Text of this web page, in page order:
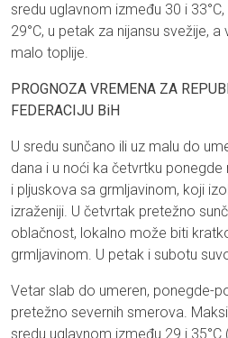
sredu uglavnom između 30 i
29°C, u petak za nijansu svežije,
malo toplije.
PROGNOZA VREMENA ZA
FEDERACIJU BiH
U sredu sunčano ili uz malu do
dana i u noći ka četvrtku
i pljuskova sa grmljavinom, koji
izraženiji. U četvrtak pretežno
oblačnost, lokalno može biti
grmljavinom. U petak i subotu
Vetar slab do umeren, ponegde-
pretežno severnih smerova.
sredu uglavnom između 29 i